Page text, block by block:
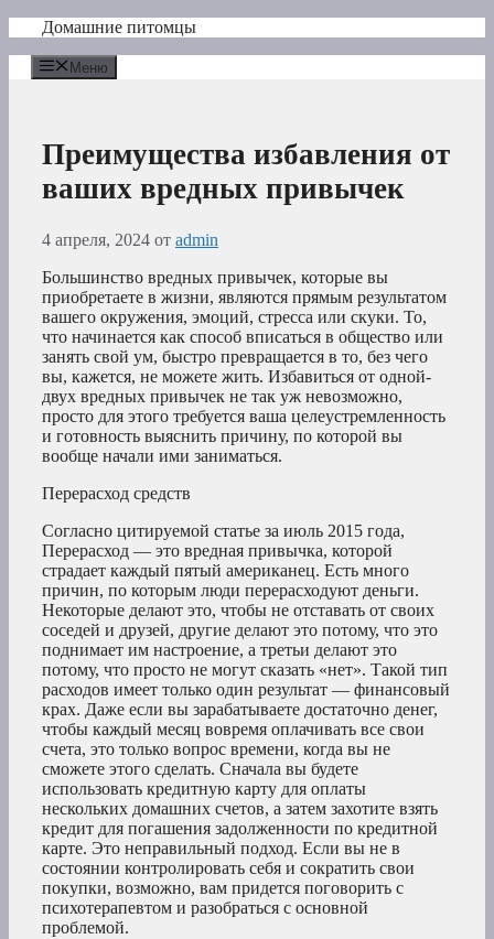
Перейти
содержимому
Домашние питомцы
Меню
Преимущества избавления от
ваших вредных привычек
4 апреля, 2024 от admin
Большинство вредных привычек, которые вы
приобретаете в жизни, являются прямым результатом
вашего окружения, эмоций, стресса или скуки. То,
что начинается как способ вписаться в общество или
занять свой ум, быстро превращается в то, без чего
вы, кажется, не можете жить. Избавиться от одной-
двух вредных привычек не так уж невозможно,
просто для этого требуется ваша целеустремленность
и готовность выяснить причину, по которой вы
вообще начали ими заниматься.
Перерасход средств
Согласно цитируемой статье за июль 2015 года,
Перерасход — это вредная привычка, которой
страдает каждый пятый американец. Есть много
причин, по которым люди перерасходуют деньги.
Некоторые делают это, чтобы не отставать от своих
соседей и друзей, другие делают это потому, что это
поднимает им настроение, а третьи делают это
потому, что просто не могут сказать «нет». Такой тип
расходов имеет только один результат — финансовый
крах. Даже если вы зарабатываете достаточно денег,
чтобы каждый месяц вовремя оплачивать все свои
счета, это только вопрос времени, когда вы не
сможете этого сделать. Сначала вы будете
использовать кредитную карту для оплаты
нескольких домашних счетов, а затем захотите взять
кредит для погашения задолженности по кредитной
карте. Это неправильный подход. Если вы не в
состоянии контролировать себя и сократить свои
покупки, возможно, вам придется поговорить с
психотерапевтом и разобраться с основной
проблемой.